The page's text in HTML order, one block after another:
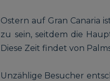
Ostern auf Gran Canaria
zu sein, seitdem die
Diese Zeit findet von
Unzählige Besucher